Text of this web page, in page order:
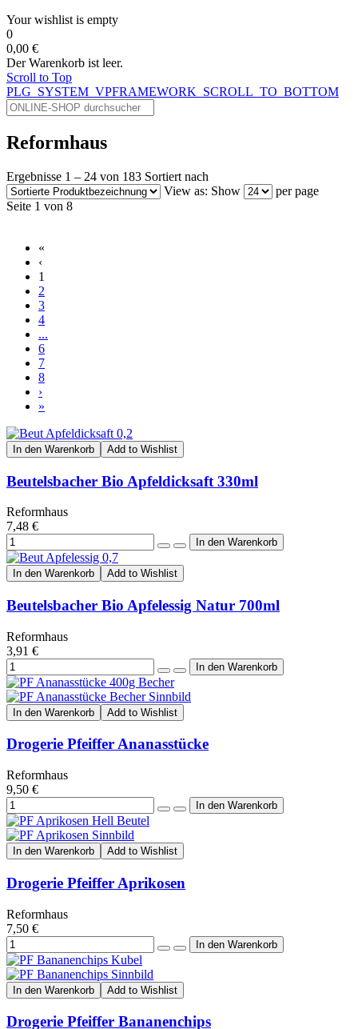
Your wishlist is empty
0
0,00 €
Der Warenkorb ist leer.
Scroll to Top
PLG_SYSTEM_VPFRAMEWORK_SCROLL_TO_BOTTOM
Reformhaus
Ergebnisse 1 – 24 von 183 Sortiert nach
View as: Show
per page
Seite 1 von 8
«
‹
1
2
3
4
...
6
7
8
›
»
In den Warenkorb Add to Wishlist
Beutelsbacher Bio Apfeldicksaft 330ml
Reformhaus
7,48 €
In den Warenkorb Add to Wishlist
Beutelsbacher Bio Apfelessig Natur 700ml
Reformhaus
3,91 €
In den Warenkorb Add to Wishlist
Drogerie Pfeiffer Ananasstücke
Reformhaus
9,50 €
In den Warenkorb Add to Wishlist
Drogerie Pfeiffer Aprikosen
Reformhaus
7,50 €
In den Warenkorb Add to Wishlist
Drogerie Pfeiffer Bananenchips